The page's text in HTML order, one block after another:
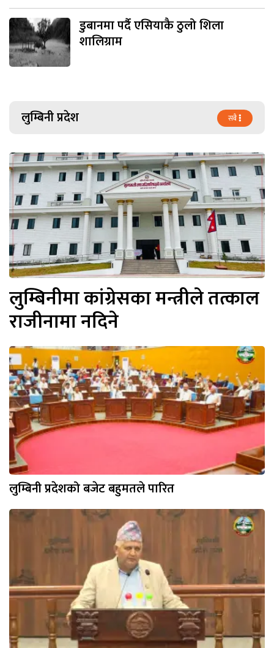
डुबानमा पर्दै एसियाकै ठुलो शिला
शालिग्राम
लुम्बिनी प्रदेश सबै
लुम्बिनीमा कांग्रेसका मन्त्रीले तत्काल
राजीनामा नदिने
लुम्बिनी प्रदेशको बजेट बहुमतले पारित